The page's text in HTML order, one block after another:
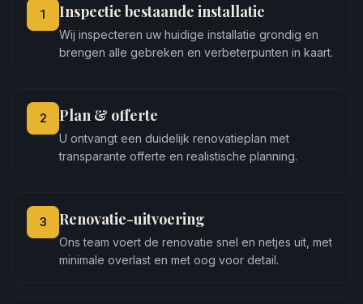
1 Inspectie bestaande installatie
Wij inspecteren uw huidige installatie grondig en
brengen alle gebreken en verbeterpunten in kaart.
2 Plan & offerte
U ontvangt een duidelijk renovatieplan met
transparante offerte en realistische planning.
3 Renovatie-uitvoering
Ons team voert de renovatie snel en netjes uit, met
minimale overlast en met oog voor detail.